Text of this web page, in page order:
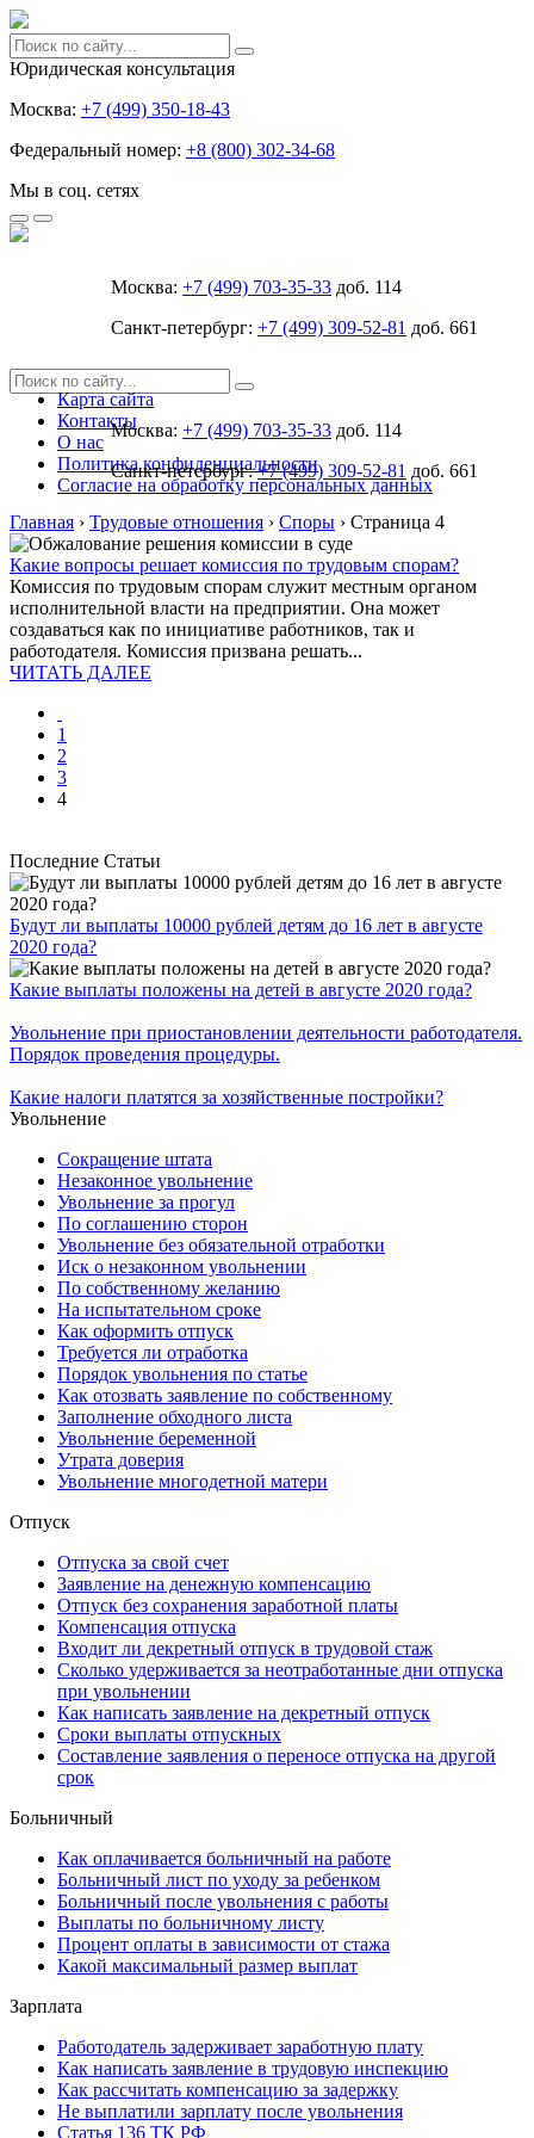
Юридическая консультация
Москва: +7 (499) 350-18-43
Федеральный номер: +8 (800) 302-34-68
Мы в соц. сетях
Москва: +7 (499) 703-35-33 доб. 114
Санкт-петербург: +7 (499) 309-52-81 доб. 661
Карта сайта
Контакты
О нас
Политика конфиденциальности
Согласие на обработку персональных данных
Москва: +7 (499) 703-35-33 доб. 114
Санкт-петербург: +7 (499) 309-52-81 доб. 661
Главная › Трудовые отношения › Споры › Страница 4
Какие вопросы решает комиссия по трудовым спорам?
Комиссия по трудовым спорам служит местным органом
исполнительной власти на предприятии. Она может
создаваться как по инициативе работников, так и
работодателя. Комиссия призвана решать...
ЧИТАТЬ ДАЛЕЕ
1
2
3
4
Последние Статьи
Будут ли выплаты 10000 рублей детям до 16 лет в августе
2020 года?
Какие выплаты положены на детей в августе 2020 года?
Увольнение при приостановлении деятельности работодателя.
Порядок проведения процедуры.
Какие налоги платятся за хозяйственные постройки?
Увольнение
Сокращение штата
Незаконное увольнение
Увольнение за прогул
По соглашению сторон
Увольнение без обязательной отработки
Иск о незаконном увольнении
По собственному желанию
На испытательном сроке
Как оформить отпуск
Требуется ли отработка
Порядок увольнения по статье
Как отозвать заявление по собственному
Заполнение обходного листа
Увольнение беременной
Утрата доверия
Увольнение многодетной матери
Отпуск
Отпуска за свой счет
Заявление на денежную компенсацию
Отпуск без сохранения заработной платы
Компенсация отпуска
Входит ли декретный отпуск в трудовой стаж
Сколько удерживается за неотработанные дни отпуска
при увольнении
Как написать заявление на декретный отпуск
Сроки выплаты отпускных
Составление заявления о переносе отпуска на другой
срок
Больничный
Как оплачивается больничный на работе
Больничный лист по уходу за ребенком
Больничный после увольнения с работы
Выплаты по больничному листу
Процент оплаты в зависимости от стажа
Какой максимальный размер выплат
Зарплата
Работодатель задерживает заработную плату
Как написать заявление в трудовую инспекцию
Как рассчитать компенсацию за задержку
Не выплатили зарплату после увольнения
Статья 136 ТК РФ